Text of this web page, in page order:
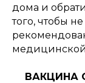
дома и
того, чтобы
ВАКЦИНА